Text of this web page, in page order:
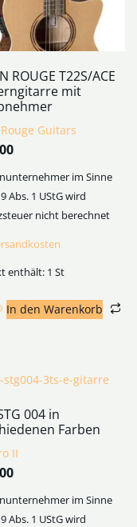
ROUGE T22S/ACE
mit
Guitars
im Sinne
Abs. 1 UStG wird
nicht berechnet
enthält: 1 St
In den Warenkorb
004 in
Farben
II
im Sinne
Abs. 1 UStG wird